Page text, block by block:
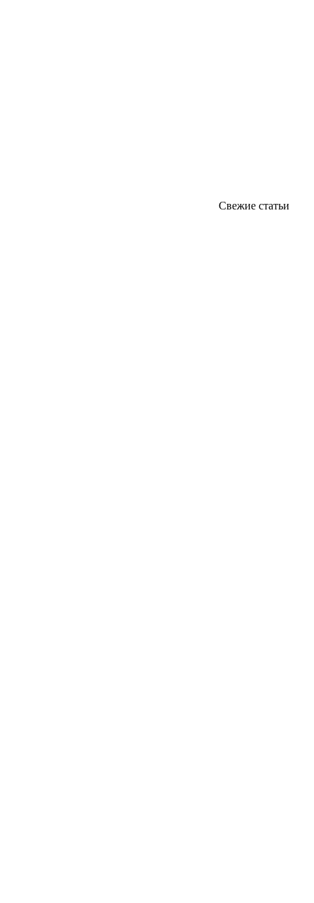
Свежие статьи